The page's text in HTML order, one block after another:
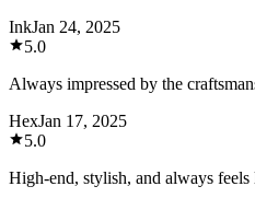
InkJan 24, 2025
5.0
Always impressed by the
HexJan 17, 2025
5.0
High-end, stylish, and always